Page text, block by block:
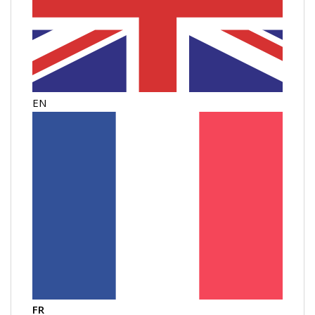
EN
FR